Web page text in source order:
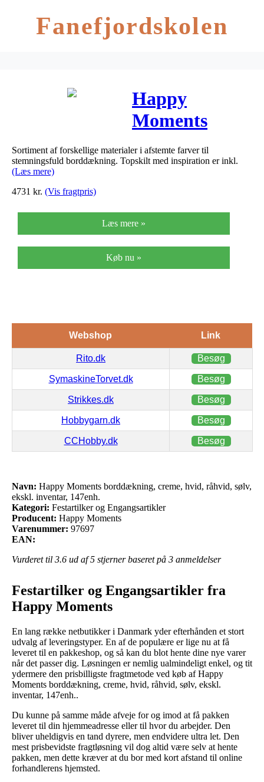
Fanefjordskolen
Happy
Moments
borddækning,
creme, hvid,
ekskl.
inventar,
147enh.
Sortiment af forskellige materialer i afstemte farver til
stemningsfuld borddækning. Topskilt med inspiration er inkl.
(Læs mere)
4731 kr. (Vis fragtpris)
Læs mere »
Køb nu »
Webshop Link
Rito.dk Besøg
SymaskineTorvet.dk Besøg
Strikkes.dk Besøg
Hobbygarn.dk Besøg
CCHobby.dk Besøg
Navn: Happy Moments borddækning, creme, hvid, råhvid, sølv,
ekskl. inventar, 147enh.
Kategori: Festartilker og Engangsartikler
Producent: Happy Moments
Varenummer: 97697
EAN:
Vurderet til 3.6 ud af 5 stjerner baseret på 3 anmeldelser
Festartilker og Engangsartikler fra
Happy Moments
En lang række netbutikker i Danmark yder efterhånden et stort
udvalg af leveringstyper. En af de populære er lige nu at få
leveret til en pakkeshop, og så kan du blot hente dine nye varer
når det passer dig. Løsningen er nemlig ualmindeligt enkel, og tit
ydermere den prisbilligste fragtmetode ved køb af Happy
Moments borddækning, creme, hvid, råhvid, sølv, ekskl.
inventar, 147enh..
Du kunne på samme måde afveje for og imod at få pakken
leveret til din hjemmeadresse eller til hvor du arbejder. Den
bliver uheldigvis en tand dyrere, men endvidere ultra let. Den
mest prisbevidste fragtløsning vil dog altid være selv at hente
pakken, men dette kræver at du bor med kort afstand til online
forhandlerens hjemsted.